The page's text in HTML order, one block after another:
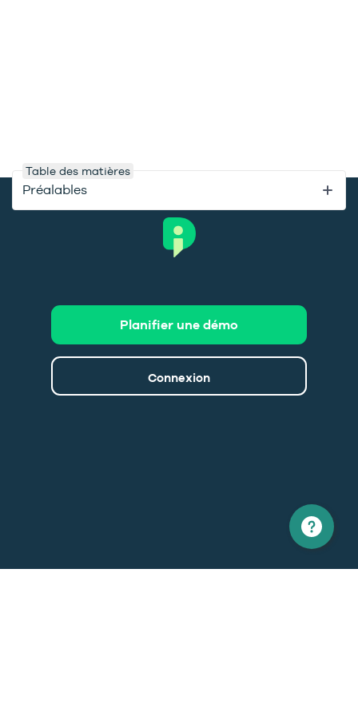
Table des matières
Préalables
Connexion
Planifier une démo